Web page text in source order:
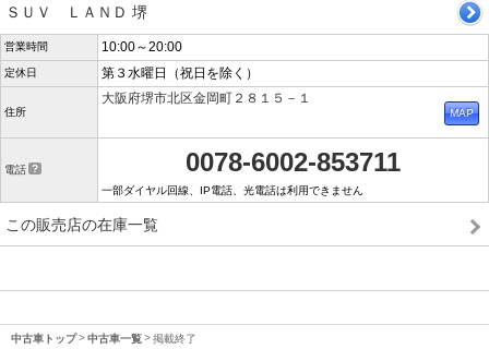
ＳＵＶ ＬＡＮＤ 堺
営業時間 10:00～20:00
定休日 第３水曜日（祝日を除く）
住所
大阪府堺市北区金岡町２８１５－１
電話 0078-6002-853711
一部ダイヤル回線、IP電話、光電話は利用できません
この販売店の在庫一覧
中古車トップ 中古車一覧 掲載終了